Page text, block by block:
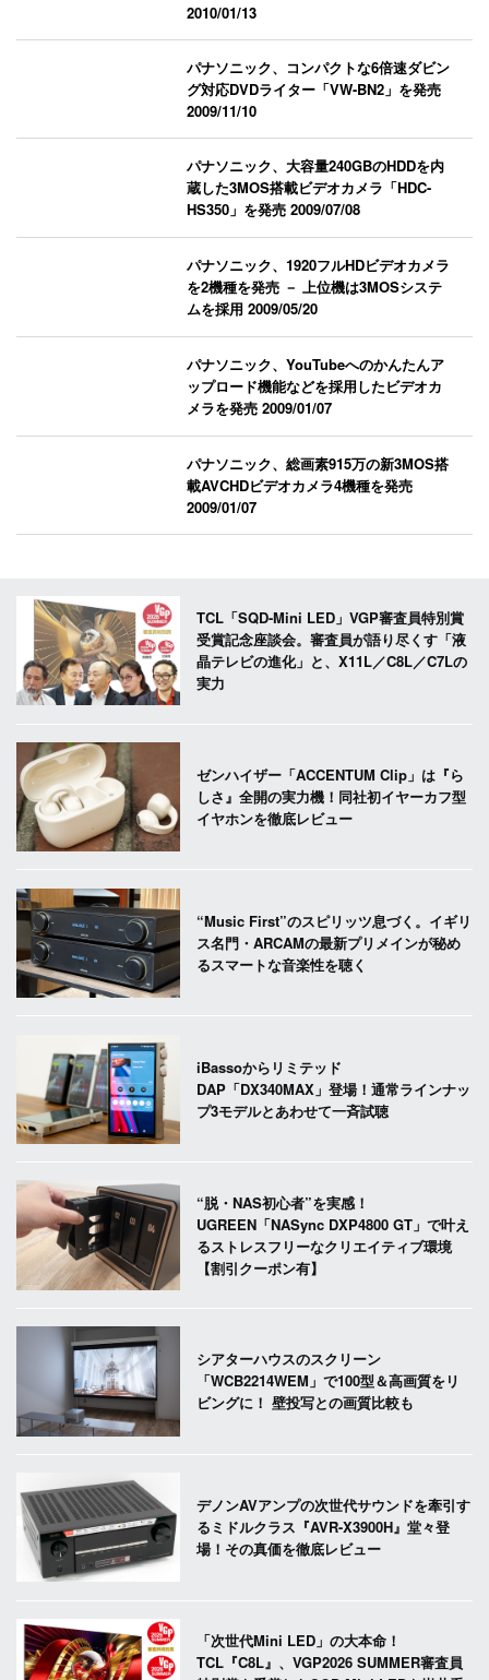
2010/01/13
パナソニック、コンパクトな6倍速ダビン
グ対応DVDライター「VW-BN2」を発売
2009/11/10
パナソニック、大容量240GBのHDDを内
蔵した3MOS搭載ビデオカメラ「HDC-
HS350」を発売2009/07/08
パナソニック、1920フルHDビデオカメラ
を2機種を発売 － 上位機は3MOSシステ
ムを採用2009/05/20
パナソニック、YouTubeへのかんたんア
ップロード機能などを採用したビデオカ
メラを発売2009/01/07
パナソニック、総画素915万の新3MOS搭
載AVCHDビデオカメラ4機種を発売
2009/01/07
TCL「SQD-Mini LED」VGP審査員特別賞
受賞記念座談会。審査員が語り尽くす「液
晶テレビの進化」と、X11L／C8L／C7Lの
実力
ゼンハイザー「ACCENTUM Clip」は『ら
しさ』全開の実力機！同社初イヤーカフ型
イヤホンを徹底レビュー
“Music First”のスピリッツ息づく。イギリ
ス名門・ARCAMの最新プリメインが秘め
るスマートな音楽性を聴く
iBassoからリミテッド
DAP「DX340MAX」登場！通常ラインナッ
プ3モデルとあわせて一斉試聴
“脱・NAS初心者”を実感！
UGREEN「NASync DXP4800 GT」で叶え
るストレスフリーなクリエイティブ環境
【割引クーポン有】
シアターハウスのスクリーン
「WCB2214WEM」で100型＆高画質をリ
ビングに！ 壁投写との画質比較も
デノンAVアンプの次世代サウンドを牽引す
るミドルクラス『AVR-X3900H』堂々登
場！その真価を徹底レビュー
「次世代Mini LED」の大本命！
TCL『C8L』、VGP2026 SUMMER審査員